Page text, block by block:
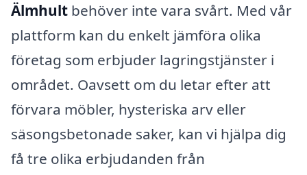
Älmhult behöver inte vara svårt. Med vår
plattform kan du enkelt jämföra olika
företag som erbjuder lagringstjänster i
området. Oavsett om du letar efter att
förvara möbler, hysteriska arv eller
säsongsbetonade saker, kan vi hjälpa dig
få tre olika erbjudanden från